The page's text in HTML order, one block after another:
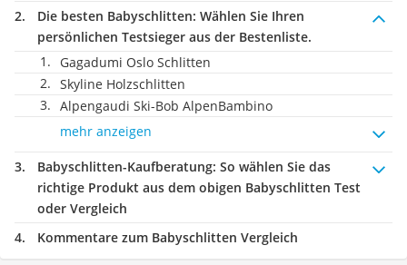
Die besten Babyschlitten: Wählen Sie Ihren
persönlichen Testsieger aus der Bestenliste.
Gagadumi Oslo Schlitten
Skyline Holzschlitten
Alpengaudi Ski-Bob AlpenBambino
mehr anzeigen
Babyschlitten-Kaufberatung: So wählen Sie das
richtige Produkt aus dem obigen Babyschlitten Test
oder Vergleich
Kommentare zum Babyschlitten Vergleich